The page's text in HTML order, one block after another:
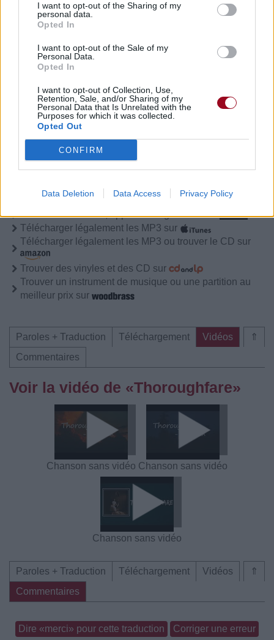
I want to opt-out of the Sharing of my
personal data.
Opted In
I want to opt-out of the Sale of my
Personal Data.
Opted In
I want to opt-out of Collection, Use,
Retention, Sale, and/or Sharing of my
Personal Data that Is Unrelated with the
Purposes for which it was collected.
Opted Out
CONFIRM
Data Deletion Data Access Privacy Policy
Albums : Preacher’s Daughter
Paroles + Traduction Téléchargement
Vidéos
Commentaires
Pour prolonger le plaisir musical :
Vous aimez chanter, apprenez la guitare chez
Télécharger légalement les MP3 sur
Télécharger légalement les MP3 ou trouver le CD sur
Trouver des vinyles et des CD sur
Trouver un instrument de musique ou une partition au
meilleur prix sur
⇑
Paroles + Traduction Téléchargement
Vidéos
Commentaires
Voir la vidéo de «Thoroughfare»
Chanson sans vidéo Chanson sans vidéo
Chanson sans vidéo
⇑
Paroles + Traduction Téléchargement
Vidéos
Commentaires
Dire «merci» pour cette traduction Corriger une erreur